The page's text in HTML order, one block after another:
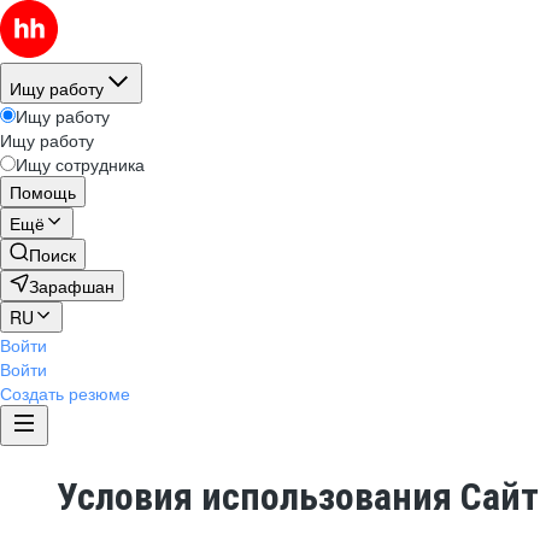
Ищу работу
Ищу работу
Ищу работу
Ищу сотрудника
Помощь
Ещё
Поиск
Зарафшан
RU
Войти
Войти
Создать резюме
Условия использования